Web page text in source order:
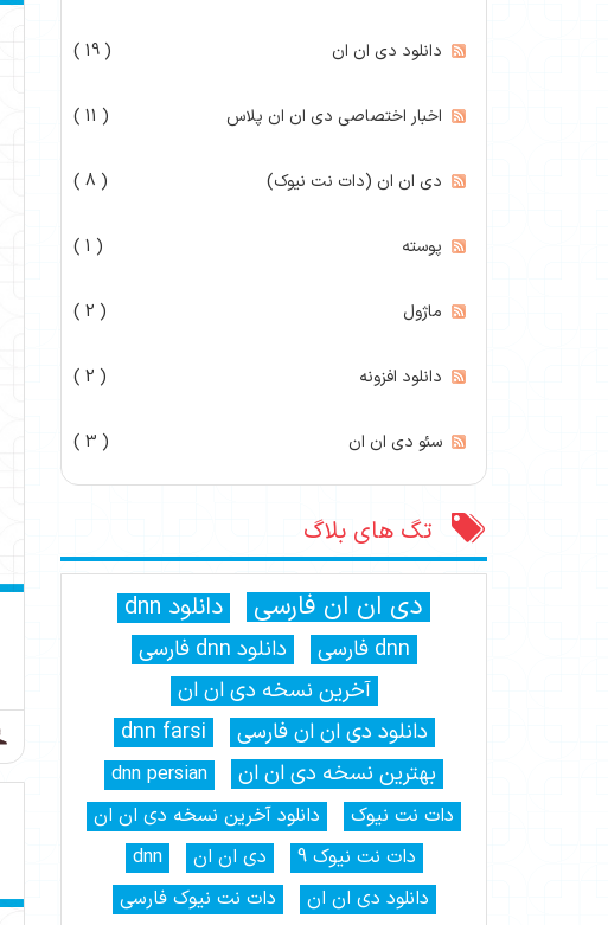
دانلود دی ان ان ( 19 )
اخبار اختصاصی دی ان ان پلاس ( 11 )
دی ان ان (دات نت نیوک) ( 8 )
پوسته ( 1 )
ماژول ( 2 )
دانلود افزونه ( 2 )
سئو دی ان ان ( 3 )
تگ های بلاگ
دی ان ان فارسی دانلود dnn
dnn فارسی
دانلود dnn فارسی
آخرین نسخه دی ان ان
دانلود دی ان ان فارسی
dnn farsi
بهترین نسخه دی ان ان
dnn persian
دات نت نیوک
دانلود آخرین نسخه دی ان ان
دات نت نیوک 9
دی ان ان
dnn
دانلود دی ان ان
دات نت نیوک فارسی